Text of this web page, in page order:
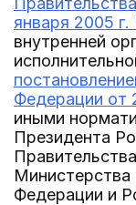
января 2005 г.
внутренней
Федерации от
иными
Президента
Федерации и